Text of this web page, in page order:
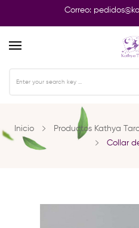
Correo:
Inicio Productos Kathya
Collar